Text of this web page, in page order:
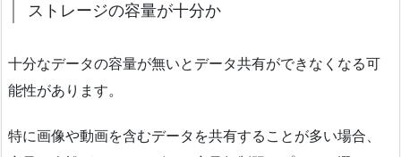
ストレージの容量が十分か
十分なデータの容量が無いとデータ共有ができなくなる可
能性があります。
特に画像や動画を含むデータを共有することが多い場合、